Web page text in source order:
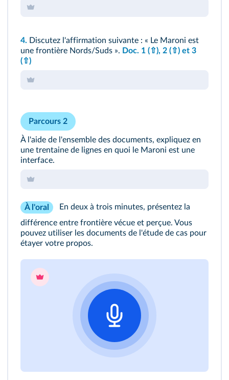
4. Discutez l'affirmation suivante : « Le Maroni est
une frontière Nords/Suds ». Doc. 1 (⇧), 2 (⇧) et 3
(⇧)
Parcours 2
À l'aide de l'ensemble des documents, expliquez en
une trentaine de lignes en quoi le Maroni est une
interface.
À l'oral
En deux à trois minutes, présentez la
différence entre frontière vécue et perçue. Vous
pouvez utiliser les documents de l'étude de cas pour
étayer votre propos.